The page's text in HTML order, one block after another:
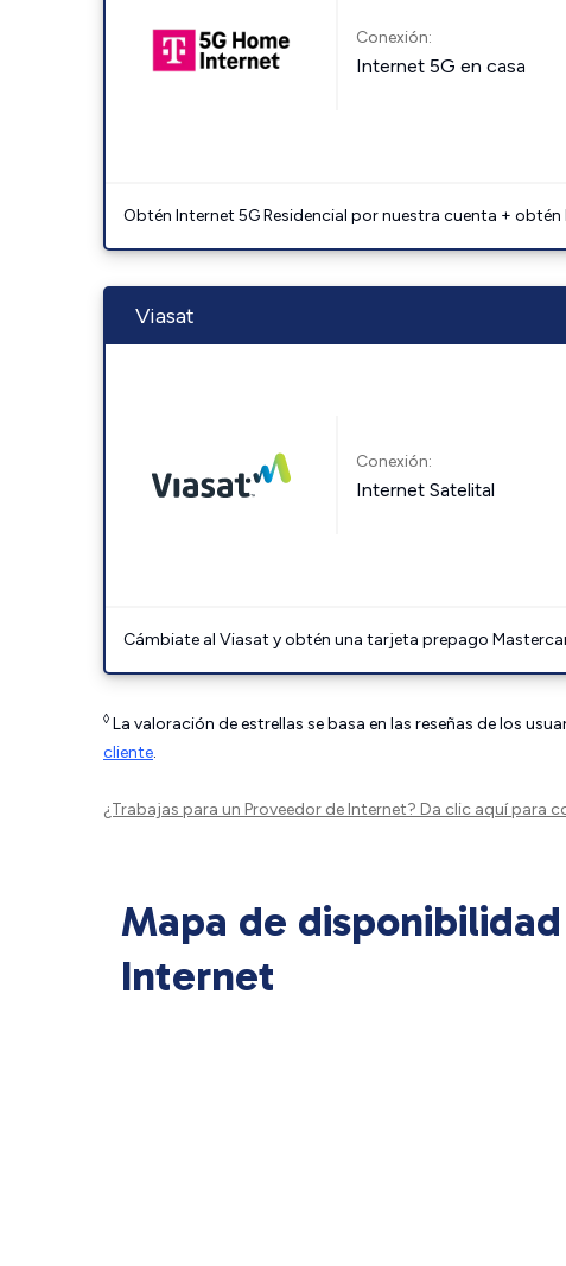
Conexión:
Internet 5G en casa
Obtén Internet 5G Residencial por nuestra cuenta +
Viasat
Conexión:
Internet Satelital
Cámbiate al Viasat y obtén una tarjeta prepago
◊ La valoración de estrellas se basa en las reseñas de los
cliente.
¿Trabajas para un Proveedor de Internet? Da clic aquípara
Mapa de
Internet